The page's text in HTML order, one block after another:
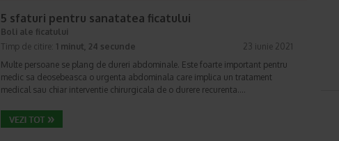
5 sfaturi pentru sanatatea ficatului
Boli ale ficatului
Timp de citire: 1 minut, 24 secunde
23 iunie 2021
Multe persoane se plang de dureri abdominale. Este foarte important pentru
medic sa deosebeasca o urgenta abdominala care implica un tratament
medical sau chiar interventie chirurgicala de o durere recurenta.…